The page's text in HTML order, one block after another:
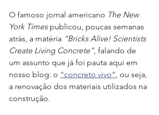
O famoso jornal americano The New
York Times publicou, poucas semanas
atrás, a matéria “Bricks Alive! Scientists
Create Living Concrete”, falando de
um assunto que já foi pauta aqui em
nosso blog: o “concreto vivo”, ou seja,
a renovação dos materiais utilizados na
construção.